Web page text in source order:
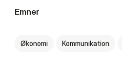
Emner
Økonomi Kommunikation